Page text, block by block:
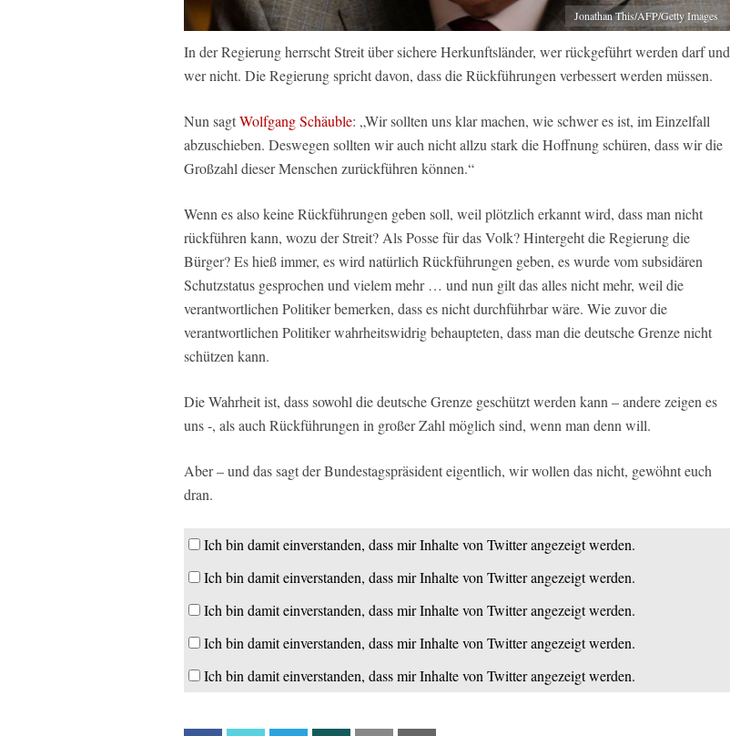
Jonathan This/AFP/Getty Images
In der Regierung herrscht Streit über sichere Herkunftsländer, wer rückgeführt werden darf und
wer nicht. Die Regierung spricht davon, dass die Rückführungen verbessert werden müssen.
Nun sagtWolfgang Schäuble: „Wir sollten uns klar machen, wie schwer es ist, im Einzelfall
abzuschieben. Deswegen sollten wir auch nicht allzu stark die Hoffnung schüren, dass wir die
Großzahl dieser Menschen zurückführen können.“
Wenn es also keine Rückführungen geben soll, weil plötzlich erkannt wird, dass man nicht
rückführen kann, wozu der Streit? Als Posse für das Volk? Hintergeht die Regierung die
Bürger? Es hieß immer, es wird natürlich Rückführungen geben, es wurde vom subsidären
Schutzstatus gesprochen und vielem mehr … und nun gilt das alles nicht mehr, weil die
verantwortlichen Politiker bemerken, dass es nicht durchführbar wäre. Wie zuvor die
verantwortlichen Politiker wahrheitswidrig behaupteten, dass man die deutsche Grenze nicht
schützen kann.
Die Wahrheit ist, dass sowohl die deutsche Grenze geschützt werden kann – andere zeigen es
uns -, als auch Rückführungen in großer Zahl möglich sind, wenn man denn will.
Aber – und das sagt der Bundestagspräsident eigentlich, wir wollen das nicht, gewöhnt euch
dran.
Ich bin damit einverstanden, dass mir Inhalte von Twitter angezeigt werden.
Ich bin damit einverstanden, dass mir Inhalte von Twitter angezeigt werden.
Ich bin damit einverstanden, dass mir Inhalte von Twitter angezeigt werden.
Ich bin damit einverstanden, dass mir Inhalte von Twitter angezeigt werden.
Ich bin damit einverstanden, dass mir Inhalte von Twitter angezeigt werden.